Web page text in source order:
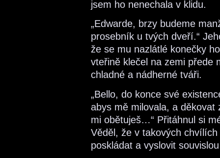
jsem ho nenechala v klidu.
„Edwarde, brzy budeme
prosebník u tvých dveří.“
že se mu nazlátlé konečky
vteřině klečel na zemi přede
chladné a nádherné tváři.
„Bello, do konce své
abys mě milovala, a
mi obětuješ…“ Přitáhnul si
Věděl, že v takových
poskládat a vyslovit